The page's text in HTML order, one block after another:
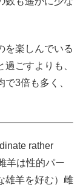
を楽しんでいる
ごすよりも、
3倍も多く、
rather
羊は性的パー
雄羊を好む）雌